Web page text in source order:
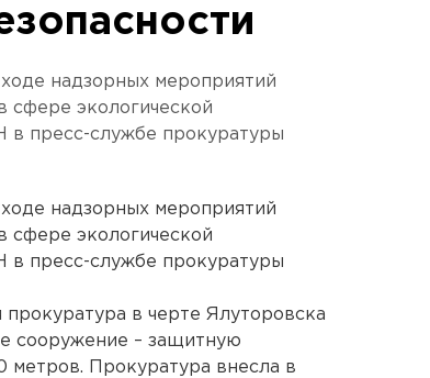
надзорных мероприятий
сфере экологической
в пресс-службе прокуратуры
надзорных мероприятий
сфере экологической
в пресс-службе прокуратуры
в черте Ялуторовска
сооружение – защитную
метров. Прокуратура внесла в